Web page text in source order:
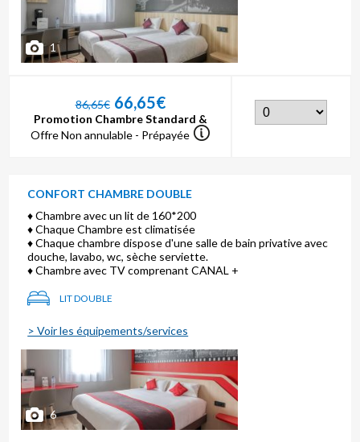
1
86,65€ 66,65€
Promotion Chambre Standard &
Offre Non annulable - Prépayée
CONFORT CHAMBRE DOUBLE
♦ Chambre avec un lit de 160*200
♦ Chaque Chambre est climatisée
♦ Chaque chambre dispose d'une salle de bain privative avec
douche, lavabo, wc, sèche serviette.
♦ Chambre avec TV comprenant CANAL +
LIT DOUBLE
> Voir les équipements/services
6